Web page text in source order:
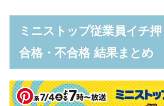
ミニストップ従業員イチ
合格・不合格 結果まとめ